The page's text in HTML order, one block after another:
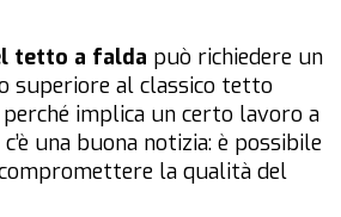
tetto a falda può richiedere un
superiore al classico tetto
implica un certo lavoro a
una buona notizia: è possibile
la qualità del